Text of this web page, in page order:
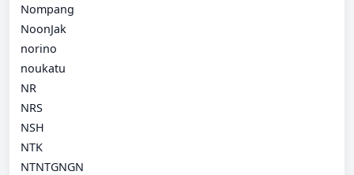
Nompang
NoonJak
norino
noukatu
NR
NRS
NSH
NTK
NTNTGNGN